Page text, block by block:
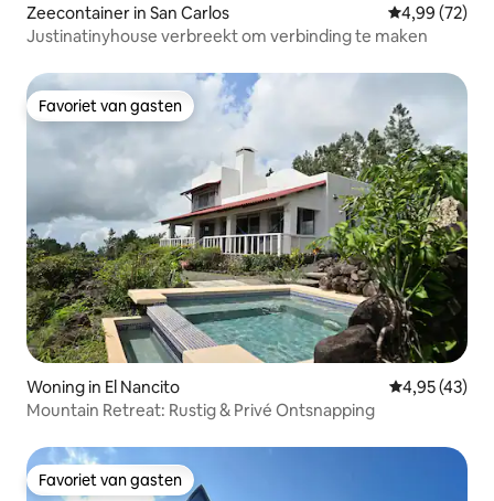
Zeecontainer in San Carlos Gemiddelde
4,99 (72)
Justinatinyhouse verbreekt om verbinding te maken
Favoriet van gasten
Favoriet van gasten
Woning in El Nancito Gemiddelde
4,95 (43)
Mountain Retreat: Rustig & Privé Ontsnapping
Favoriet van gasten
Favoriet van gasten